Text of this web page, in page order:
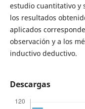
estudio cuantitativo y
los resultados
aplicados
observación y a los
inductivo deductivo.
Descargas